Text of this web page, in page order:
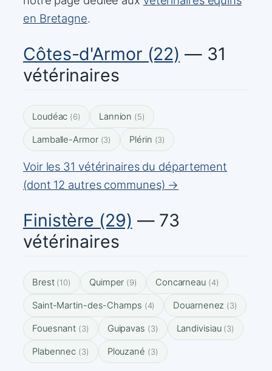
en Bretagne.
Côtes-d'Armor (22) — 31
vétérinaires
Loudéac (6) Lannion (5)
Lamballe-Armor (3) Plérin (3)
Voir les 31 vétérinaires du département
(dont 12 autres communes) →
Finistère (29) — 73
vétérinaires
Brest (10) Quimper (9) Concarneau (4)
Saint-Martin-des-Champs (4) Douarnenez (3)
Fouesnant (3) Guipavas (3) Landivisiau (3)
Plabennec (3) Plouzané (3)